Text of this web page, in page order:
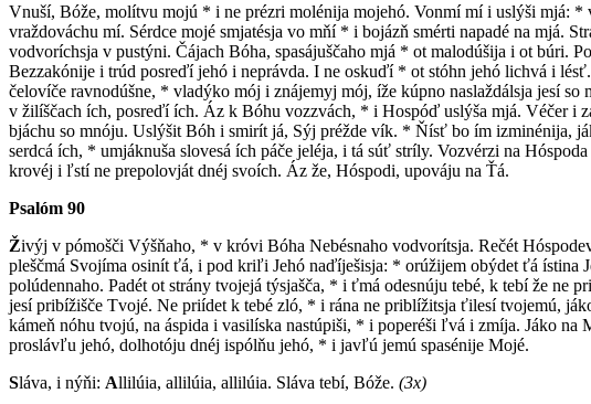
Vnuší, Bóže, molítvu mojú * i ne prézri molénija mojehó. Vonmí mí i uslýši mjá:
vraždováchu mí. Sérdce mojé smjatésja vo mňí * i bojázň smérti napadé na
vodvoríchsja v pustýni. Čájach Bóha, spasájuščaho mjá * ot malodúšija i ot
Bezzakónije i trúd posreďí jehó i neprávda. I ne oskuďí * ot stóhn jehó lichvá i
čelovíče ravnodúšne, * vladýko mój i znájemyj mój, íže kúpno naslaždálsja jesí
v žilíščach ích, posreďí ích. Áz k Bóhu vozzvách, * i Hospóď uslýša mjá. Véčer i
bjáchu so mnóju. Uslýšit Bóh i smirít já, Sýj préžde vík. * Ňísť bo ím izminénija,
serdcá ích, * umjáknuša slovesá ích páče jeléja, i tá súť stríly. Vozvérzi na
krovéj i ľstí ne prepolovját dnéj svoích. Áz že, Hóspodi, upováju na Ťá.
Psalóm 90
Živýj v pómošči Výšňaho, * v króvi Bóha Nebésnaho vodvorítsja. Rečét
pleščmá Svojíma osinít ťá, i pod kriľi Jehó naďíješisja: * orúžijem obýdet ťá ístina
polúdennaho. Padét ot strány tvojejá týsjašča, * i ťmá odesnúju tebé, k tebí že
jesí pribížišče Tvojé. Ne priídet k tebé zló, * i rána ne priblížitsja ťilesí tvojemú,
kámeň nóhu tvojú, na áspida i vasilíska nastúpiši, * i poperéši ľvá i zmíja. Jáko
proslávľu jehó, dolhotóju dnéj ispólňu jehó, * i javľú jemú spasénije Mojé.
Sláva, i nýňi: Allilúia, allilúia, allilúia. Sláva tebí, Bóže. (3x)